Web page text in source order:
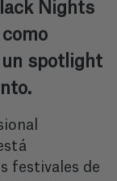
Nights
spotlight
festivales de